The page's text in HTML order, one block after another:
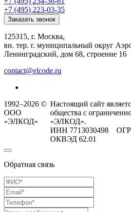
+7 (495) 223-03-35
Заказать звонок
125315, г. Москва,
вн. тер. г. муниципальный округ
Ленинградский, дом 68, строение 16
contact@elcode.ru
1992–2026 ©
ООО
«ЭЛКОД»
Настоящий сайт
общества с
«ЭЛКОД».
ИНН 7713030498
ОКВЭД 62.01
Обратная связь